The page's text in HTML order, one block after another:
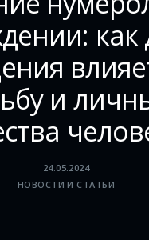
как
и
24.05.2024
НОВОСТИ И СТАТЬИ